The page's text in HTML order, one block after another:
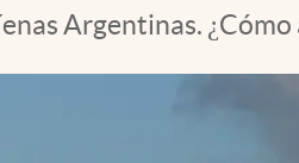
Argentinas.